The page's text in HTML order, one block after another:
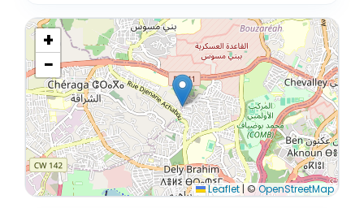
+
−
Leaflet | ©OpenStreetMap